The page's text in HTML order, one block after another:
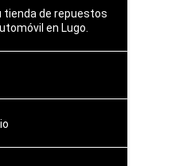
tienda de repuestos
en Lugo.